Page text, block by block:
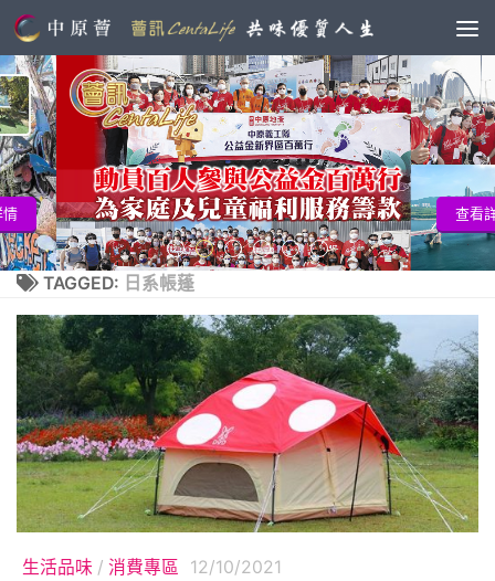
查看詳情
TAGGED: 日系帳蓬
生活品味 / 消費專區 12/10/2021